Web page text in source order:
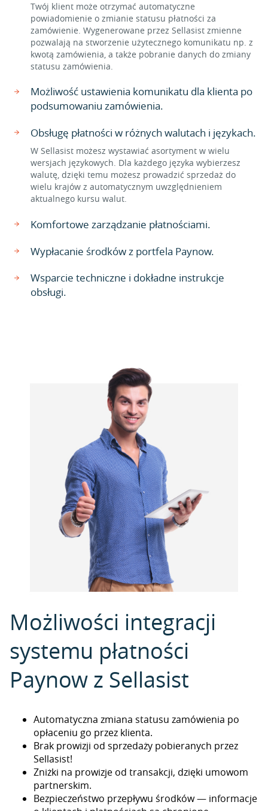
Twój klient może otrzymać automatyczne
powiadomienie o zmianie statusu płatności za
zamówienie. Wygenerowane przez Sellasist zmienne
pozwalają na stworzenie użytecznego komunikatu np. z
kwotą zamówienia, a także pobranie danych do zmiany
statusu zamówienia.
Możliwość ustawienia komunikatu dla klienta po
podsumowaniu zamówienia.
Obsługę płatności w różnych walutach i językach.
W Sellasist możesz wystawiać asortyment w wielu
wersjach językowych. Dla każdego języka wybierzesz
walutę, dzięki temu możesz prowadzić sprzedaż do
wielu krajów z automatycznym uwzględnieniem
aktualnego kursu walut.
Komfortowe zarządzanie płatnościami.
Wypłacanie środków z portfela Paynow.
Wsparcie techniczne i dokładne instrukcje
obsługi.
Możliwości integracji
systemu płatności
Paynow z Sellasist
Automatyczna zmiana statusu zamówienia po
opłaceniu go przez klienta.
Brak prowizji od sprzedaży pobieranych przez
Sellasist!
Zniżki na prowizje od transakcji, dzięki umowom
partnerskim.
Bezpieczeństwo przepływu środków — informacje